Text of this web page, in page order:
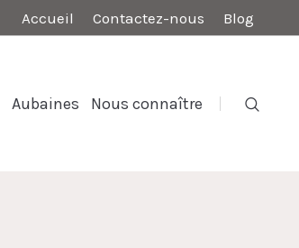
Accueil Contactez-nous Blog
Aubaines Nous connaître